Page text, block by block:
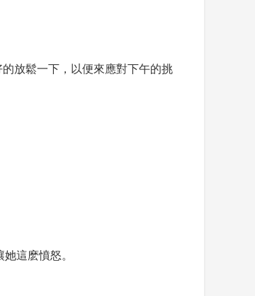
放鬆一下，以便來應對下午的挑
這麽憤怒。